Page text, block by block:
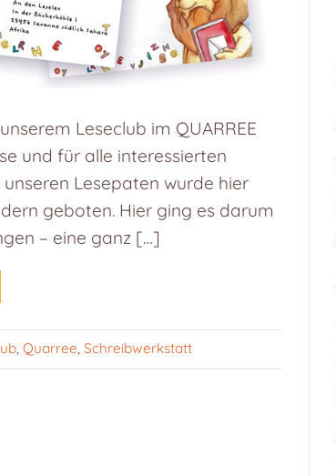
Leseclub im QUARREE
und für alle interessierten
Lesepaten wurde hier
geboten. Hier ging es darum
– eine ganz […]
, Quarree, Schreibwerkstatt